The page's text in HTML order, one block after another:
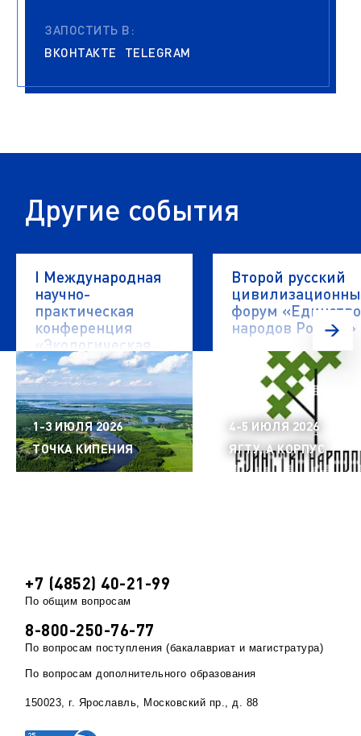
ЗАПОСТИТЬ В:
ВКОНТАКТЕ
TELEGRAM
Другие события
I Международная
научно-
практическая
конференция
«Экологическая
безопасность
водных объектов»
1-3 ИЮЛЯ 2026
ТОЧКА КИПЕНИЯ
Второй русский
форум «Единство
народов России»
4-5 ИЮЛЯ 2026
ЯГТУ, А КОРПУС
+7 (4852) 40-21-99
По общим вопросам
8-800-250-76-77
По вопросам поступления (бакалавриат и магистратура)
По вопросам дополнительного образования
150023, г. Ярославль, Московский пр., д. 88